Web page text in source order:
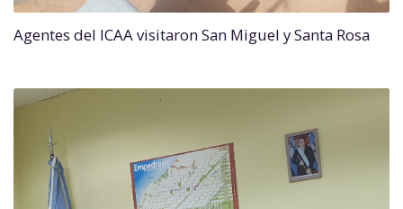
Agentes del ICAA visitaron San Miguel y Santa Rosa